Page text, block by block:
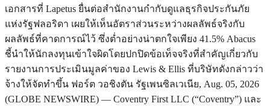
เอกสารที่ Lapetus ยื่นต่อสำนักงานกำกับดูแลธุรกิจประกันภัย
แห่งรัฐฟลอริดา เผยให้เห็นอัตราส่วนระหว่างผลลัพธ์จริงกับ
ผลลัพธ์ที่คาดการณ์ไว้ ซึ่งต่ำอย่างน่าตกใจเพียง 41.5% Abacus
ชี้นำให้นักลงทุนเข้าใจผิดโดยปกปิดข้อเท็จจริงที่สำคัญเกี่ยวกับ
รายงานการประเมินมูลค่าของ Lewis & Ellis ที่บริษัทดังกล่าวว่า
จ้างให้จัดทำขึ้น ฟอร์ต วอชิงตัน รัฐเพนซิลเวเนีย, Aug. 05, 2026
(GLOBE NEWSWIRE) — Coventry First LLC (“Coventry”) และ